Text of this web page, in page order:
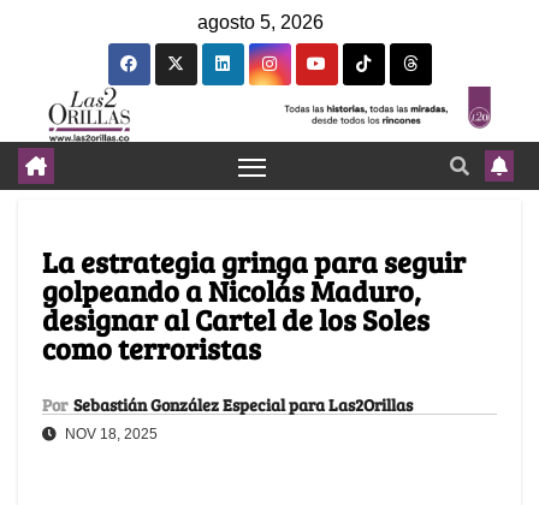
agosto 5, 2026
La estrategia gringa para seguir
golpeando a Nicolás Maduro,
designar al Cartel de los Soles
como terroristas
Por Sebastián González Especial para Las2Orillas
NOV 18, 2025